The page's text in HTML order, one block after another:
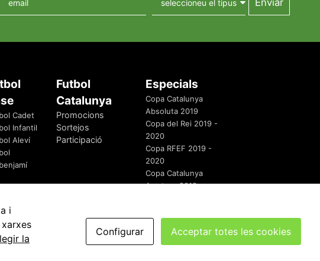
Cadet
Infantil
Aleví
Futbol
Catalunya
Promocions
Sortejos
Participació
Especials
Copa Catalunya
Absoluta 2019
Copa del Rei 2019 -
2020
Copa RFEF 2019 -
2020
Copa Catalunya
Amateur 2019
Cookies redaccio@futbolcatalunya.com
i
la
Configurar Acceptar totes les cookies